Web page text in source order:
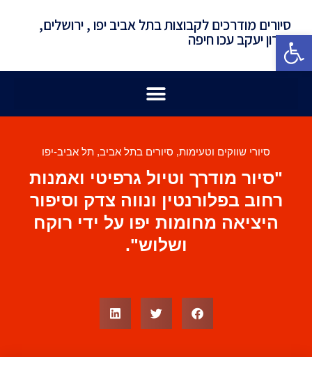
פתח סרגל נגישות
סיורים מודרכים לקבוצות בתל אביב יפו , ירושלים,
זכרון יעקב עכו חיפה
סיורי שווקים וטעימות, סיורים בתל אביב, תל אביב-יפו
"סיור מודרך וטיול גרפיטי ואמנות
רחוב בפלורנטין ונווה צדק וסיפור
היציאה מחומות יפו על ידי רוקח
ושלוש".